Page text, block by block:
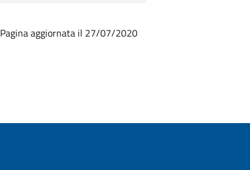
Pagina aggiornata il 27/07/2020